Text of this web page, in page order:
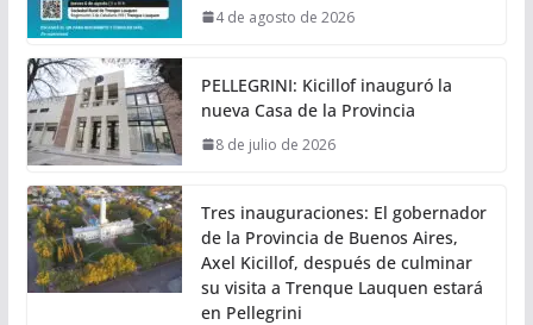
4 de agosto de 2026
PELLEGRINI: Kicillof inauguró la
nueva Casa de la Provincia
8 de julio de 2026
Tres inauguraciones: El gobernador
de la Provincia de Buenos Aires,
Axel Kicillof, después de culminar
su visita a Trenque Lauquen estará
en Pellegrini